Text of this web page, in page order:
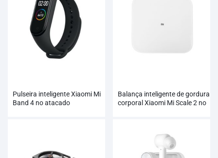
Pulseira inteligente Xiaomi Mi
Band 4 no atacado
Balança inteligente de gordura
corporal Xiaomi Mi Scale 2 no